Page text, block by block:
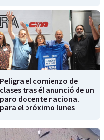
Peligra el comienzo de
clases tras él anunció de un
paro docente nacional
para el próximo lunes